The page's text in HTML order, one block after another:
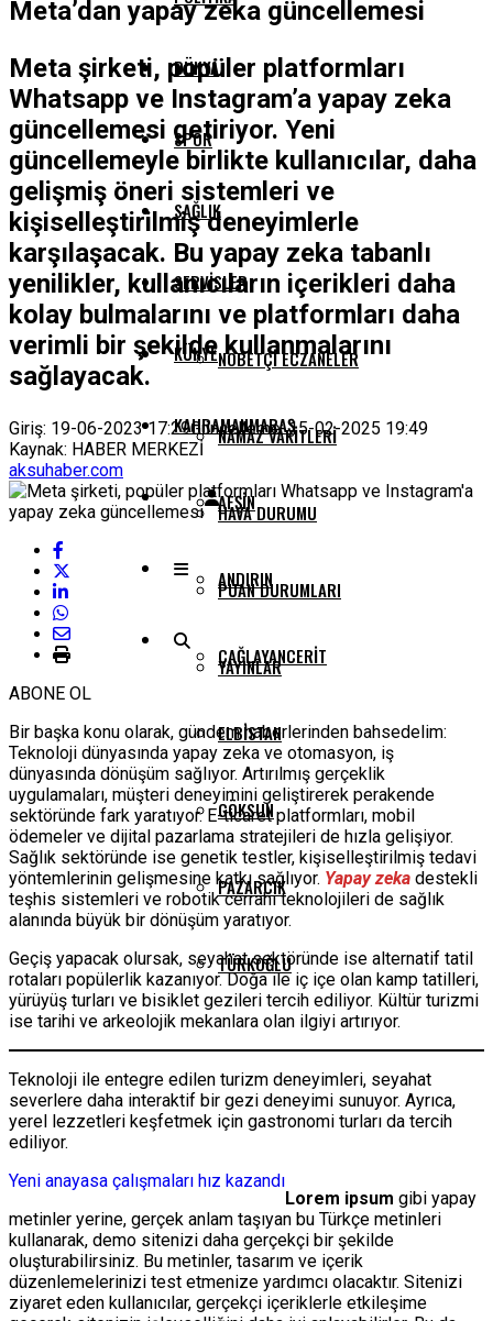
DÜNYA
SPOR
SAĞLIK
SERVISLER
NÖBETÇI ECZANELER
NAMAZ VAKITLERI
HAVA DURUMU
PUAN DURUMLARI
YAYINLAR
KÜNYE
KAHRAMANMARAŞ
AFŞIN
ANDIRIN
ÇAĞLAYANCERIT
ELBISTAN
GÖKSUN
PAZARCIK
TÜRKOĞLU
Meta’dan yapay zeka güncellemesi
Meta şirketi, popüler platformları
Whatsapp ve Instagram’a yapay zeka
güncellemesi getiriyor. Yeni
güncellemeyle birlikte kullanıcılar, daha
gelişmiş öneri sistemleri ve
kişiselleştirilmiş deneyimlerle
karşılaşacak. Bu yapay zeka tabanlı
yenilikler, kullanıcıların içerikleri daha
kolay bulmalarını ve platformları daha
verimli bir şekilde kullanmalarını
sağlayacak.
Giriş: 19-06-2023 17:29Güncelleme: 15-02-2025 19:49
Kaynak: HABER MERKEZİ
aksuhaber.com
ABONE OL
Bir başka konu olarak, gündem haberlerinden bahsedelim:
Teknoloji dünyasında yapay zeka ve otomasyon, iş
dünyasında dönüşüm sağlıyor. Artırılmış gerçeklik
uygulamaları, müşteri deneyimini geliştirerek perakende
sektöründe fark yaratıyor. E-ticaret platformları, mobil
ödemeler ve dijital pazarlama stratejileri de hızla gelişiyor.
Sağlık sektöründe ise genetik testler, kişiselleştirilmiş tedavi
yöntemlerinin gelişmesine katkı sağlıyor. Yapay zeka destekli
teşhis sistemleri ve robotik cerrahi teknolojileri de sağlık
alanında büyük bir dönüşüm yaratıyor.
Geçiş yapacak olursak, seyahat sektöründe ise alternatif tatil
rotaları popülerlik kazanıyor. Doğa ile iç içe olan kamp tatilleri,
yürüyüş turları ve bisiklet gezileri tercih ediliyor. Kültür turizmi
ise tarihi ve arkeolojik mekanlara olan ilgiyi artırıyor.
Teknoloji ile entegre edilen turizm deneyimleri, seyahat
severlere daha interaktif bir gezi deneyimi sunuyor. Ayrıca,
yerel lezzetleri keşfetmek için gastronomi turları da tercih
ediliyor.
Yeni anayasa çalışmaları hız kazandı
Lorem ipsum gibi yapay
metinler yerine, gerçek anlam taşıyan bu Türkçe metinleri
kullanarak, demo sitenizi daha gerçekçi bir şekilde
oluşturabilirsiniz. Bu metinler, tasarım ve içerik
düzenlemelerinizi test etmenize yardımcı olacaktır. Sitenizi
ziyaret eden kullanıcılar, gerçekçi içeriklerle etkileşime